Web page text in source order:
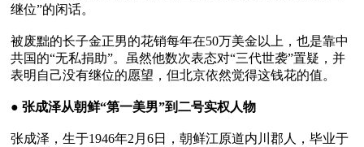
继位”的闲话。
被废黜的长子金正男的花销每年在50万美金以上，也是靠中
共国的“无私捐助”。虽然他数次表态对“三代世袭”置疑，并
表明自己没有继位的愿望，但北京依然觉得这钱花的值。
● 张成泽从朝鲜“第一美男”到二号实权人物
张成泽，生于1946年2月6日，朝鲜江原道内川郡人，毕业于